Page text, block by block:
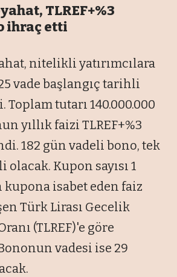
TLREF+%3
ihraç etti
nitelikli yatırımcılara
vade başlangıç tarihli
tutarı 140.000.000
yıllık faizi TLREF+%3
182 gün vadeli bono, tek
Kupon sayısı 1
isabet eden faiz
Türk Lirası Gecelik
(TLREF)'e göre
vadesi ise 29